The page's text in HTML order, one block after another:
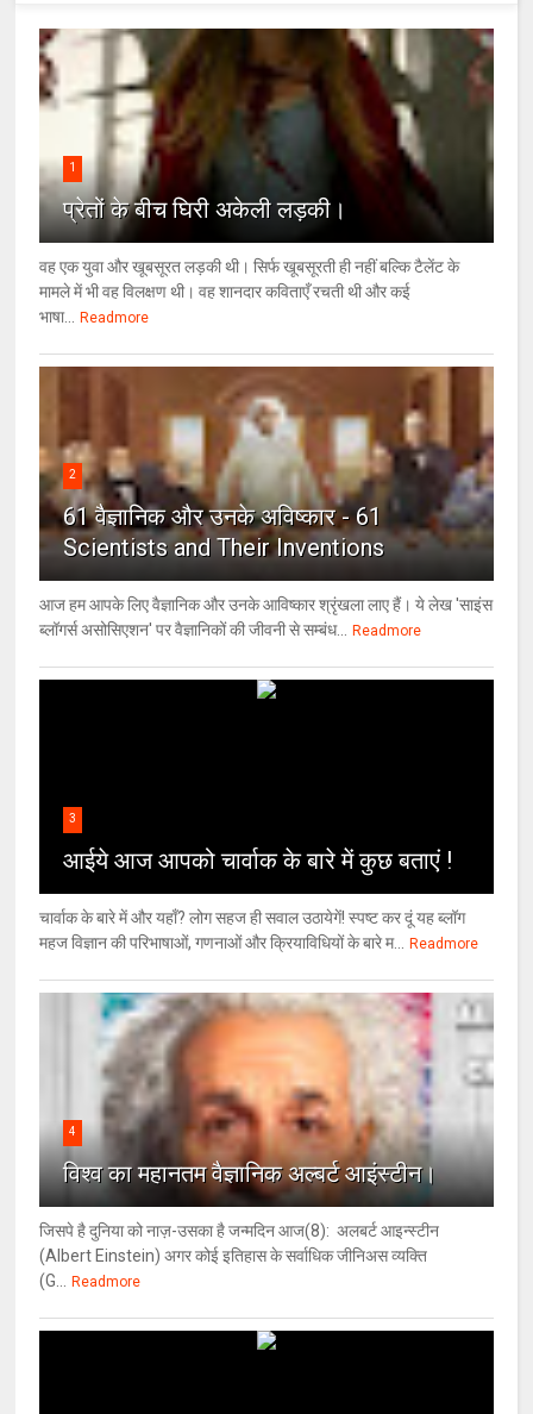
1
प्रेतों के बीच घिरी अकेली लड़की।
वह एक युवा और खूबसूरत लड़की थी। सिर्फ खूबसूरती ही नहीं बल्कि टैलेंट के
मामले में भी वह विलक्षण थी। वह शानदार कविताएँ रचती थी और कई
भाषा...
Readmore
2
61 वैज्ञानिक और उनके अविष्कार - 61
Scientists and Their Inventions
आज हम आपके लिए वैज्ञानिक और उनके आविष्कार श्रृंखला लाए हैं। ये लेख 'साइंस
ब्लॉगर्स असोसिएशन' पर वैज्ञा‍निकों की जीवनी से सम्बंध...
Readmore
3
आईये आज आपको चार्वाक के बारे में कुछ बताएं !
चार्वाक के बारे में और यहाँ? लोग सहज ही सवाल उठायेगें! स्पष्ट कर दूं यह ब्लॉग
महज विज्ञान की परिभाषाओं, गणनाओं और क्रियाविधियों के बारे म...
Readmore
4
विश्‍व का महानतम वैज्ञानिक अल्बर्ट आइंस्टीन।
जिसपे है दुनिया को नाज़-उसका है जन्मदिन आज(8): अलबर्ट आइन्स्टीन
(Albert Einstein) अगर कोई इतिहास के सर्वाधिक जीनिअस व्यक्ति
(G...
Readmore